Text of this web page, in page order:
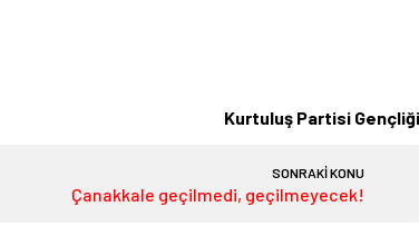
Kurtuluş Partisi Gençliği
SONRAKİ KONU
Çanakkale geçilmedi, geçilmeyecek!